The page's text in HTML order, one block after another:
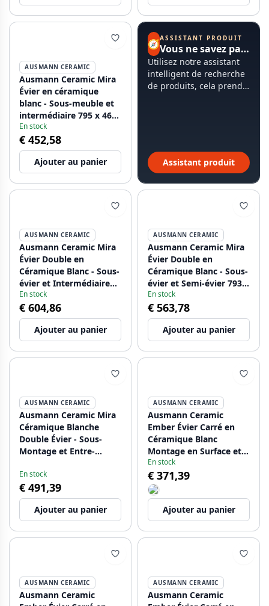
AUSMANN CERAMIC
Ausmann Ceramic Mira
Évier en céramique
blanc - Sous-meuble et
intermédiaire 795 x 460
mm avec bouchon noir
1208971469
En stock
€ 452,58
Ajouter au panier
🧭ASSISTANT PRODUIT
Vous ne savez pas par où commencer ?
Utilisez notre assistant
intelligent de recherche
de produits, cela prend
Assistant produit
AUSMANN CERAMIC
Ausmann Ceramic Mira
Évier Double en
Céramique Blanc - Sous-
évier et Intermédiaire
793 x 450 mm avec trou
pour robinet et
bouchon doré
1208971476
En stock
€ 604,86
Ajouter au panier
AUSMANN CERAMIC
Ausmann Ceramic Mira
Évier Double en
Céramique Blanc - Sous-
évier et Semi-évier 793 x
450 mm avec trou pour
robinet et bouchon en
cuivre 1208971477
En stock
€ 563,78
Ajouter au panier
AUSMANN CERAMIC
Ausmann Ceramic Mira
Céramique Blanche
Double Évier - Sous-
Montage et Entre-
avec trou pour robinet
et bouchon noir
1208971479
En stock
€ 491,39
Ajouter au panier
AUSMANN CERAMIC
Ausmann Ceramic
Ember Évier Carré en
Céramique Blanc
Montage en Surface et
Sous Plan 40 x 40 cm
avec Bouchon Doré
1208971481
En stock
€ 371,39
Ajouter au panier
AUSMANN CERAMIC
Ausmann Ceramic
AUSMANN CERAMIC
Ausmann Ceramic